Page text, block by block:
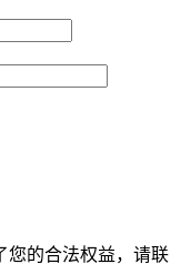
您的合法权益，请联